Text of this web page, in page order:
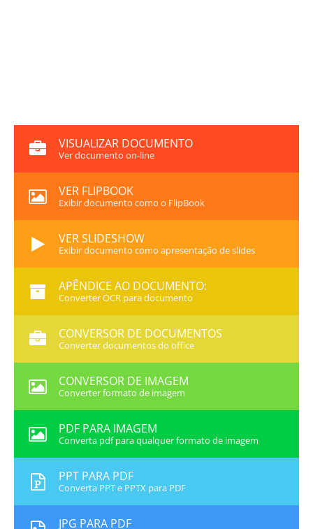
VISUALIZAR DOCUMENTO
Ver documento on-line
VER FLIPBOOK
Exibir documento como o FlipBook
VER SLIDESHOW
Exibir documento como apresentação de slides
APÊNDICE AO DOCUMENTO:
Converter OCR para documento
CONVERSOR DE DOCUMENTOS
Converter documentos do office
CONVERSOR DE IMAGEM
Converter formato de imagem
PDF PARA IMAGEM
Converta pdf para qualquer formato de imagem
PPT PARA PDF
Converta PPT e PPTX para PDF
JPG PARA PDF